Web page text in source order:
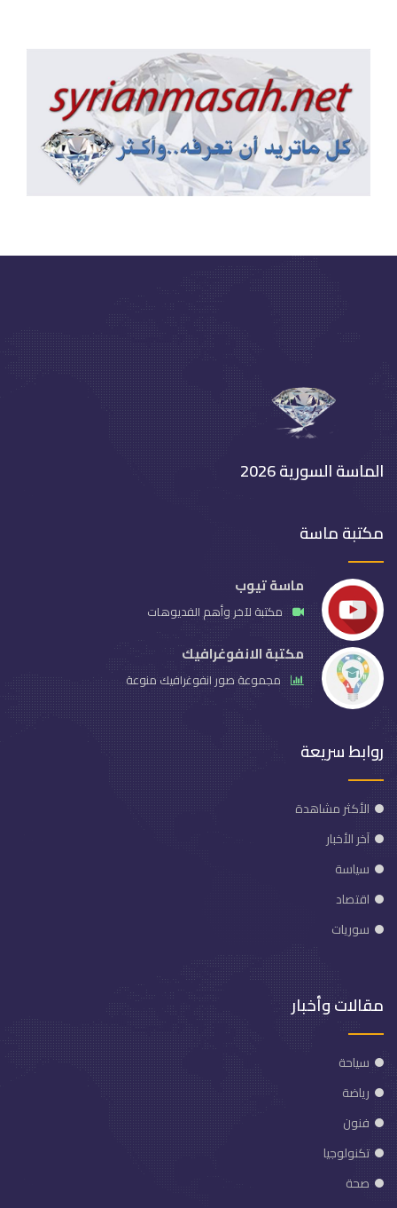
الماسة السورية 2026
مكتبة ماسة
ماسة تيوب
مكتبة لآخر وأهم الفديوهات
مكتبة الانفوغرافيك
مجموعة صور انفوغرافيك منوعة
روابط سريعة
الأكثر مشاهدة
آخر الأخبار
سياسة
اقتصاد
سوريات
مقالات وأخبار
سياحة
رياضة
فنون
تكنولوجيا
صحة